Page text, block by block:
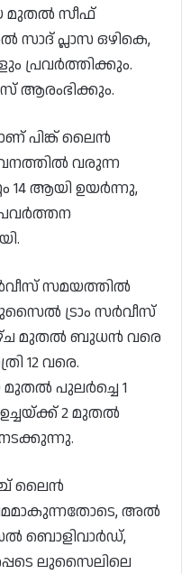
മുതൽ സീഫ്
പ്ലാസ ഒഴികെ,
പ്രവർത്തിക്കും.
ആരംഭിക്കും.
പിങ്ക് ലൈൻ
വരുന്ന
14 ആയി ഉയർന്നു,
സമയത്തിൽ
ട്രാം സർവീസ്
മുതൽ ബുധൻ വരെ
12 വരെ.
മുതൽ പുലർച്ചെ 1
2 മുതൽ
ലൈൻ
അൽ
ബൊളിവാർഡ്,
ലുസൈലിലെ